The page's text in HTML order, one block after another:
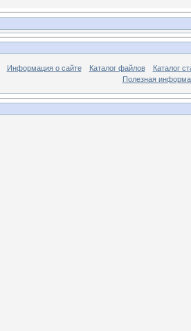
Информация о сайте Каталог файлов
Каталог
Полезная